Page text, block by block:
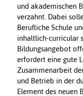
und akademischen
verzahnt. Dabei
Berufliche Schule
inhaltlich-curricular
Bildungsangebot
erfordert eine gute
Zusammenarbeit
und Betrieb in der
Element des neuen